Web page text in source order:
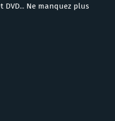
DVD... Ne manquez plus